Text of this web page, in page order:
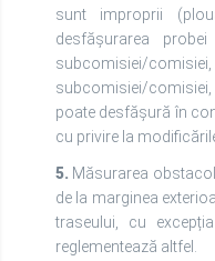
sunt improprii
desfășurarea
subcomisiei/
subcomisiei/
poate desfășură în
cu privire la
5. Măsurarea
de la marginea
traseului, cu
reglementează altfel.